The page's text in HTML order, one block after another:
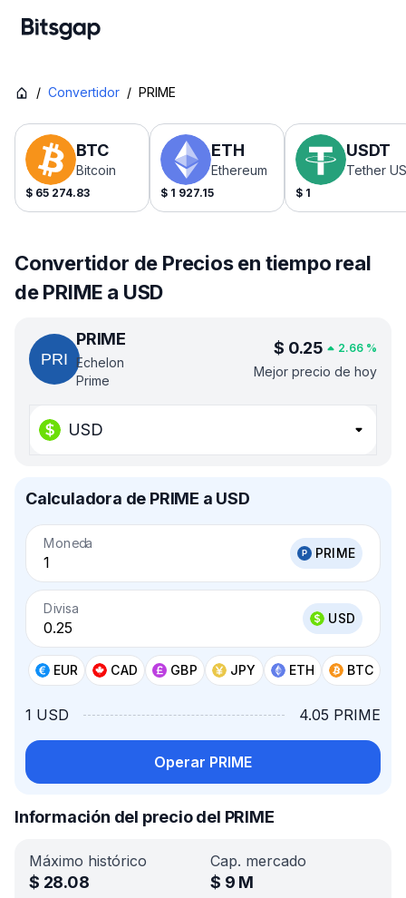
/ Convertidor / PRIME
BTC
Bitcoin
$ 65 274.83
ETH
Ethereum
$ 1 927.15
USDT
Tether
$ 1
Convertidor de Precios en tiempo real
de PRIME a USD
PRIME
Echelon
Prime
$ 0.25 2.66 %
Mejor precio de hoy
USD
Calculadora de PRIME a USD
Moneda
PRIME
Divisa
USD
EUR CAD GBP JPY ETH BTC
1 USD 4.05 PRIME
Operar PRIME
Información del precio del PRIME
Máximo histórico
$ 28.08
Cap. mercado
$ 9 M